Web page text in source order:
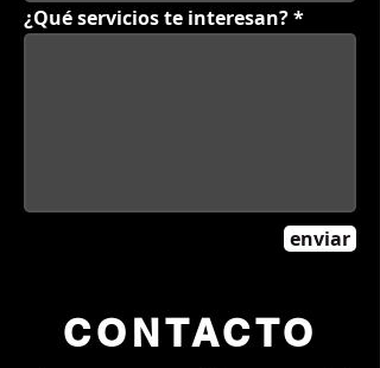
¿Qué servicios te interesan?
enviar
CONTACTO